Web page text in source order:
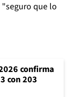
que lo
confirma
con 203